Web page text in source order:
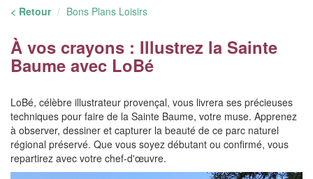
< Retour Bons Plans Loisirs
À vos crayons : Illustrez la Sainte
Baume avec LoBé
LoBé, célèbre illustrateur provençal, vous livrera ses précieuses
techniques pour faire de la Sainte Baume, votre muse. Apprenez
à observer, dessiner et capturer la beauté de ce parc naturel
régional préservé. Que vous soyez débutant ou confirmé, vous
repartirez avec votre chef-d'œuvre.